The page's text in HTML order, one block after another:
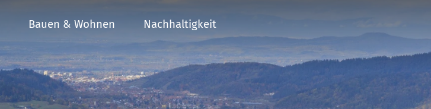
Bauen & Wohnen Nachhaltigkeit